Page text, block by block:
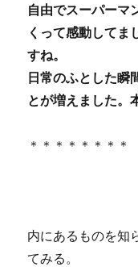
自由でスーパーマ
くって感動してま
すね。
日常のふとした瞬
とが増えました。
＊＊＊＊＊＊＊＊
内にあるものを知
てみる。